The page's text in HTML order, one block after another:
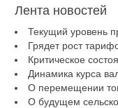
Лента новостей
Текущий уровень
Грядет рост
Критическое
Динамика курса
О перемещении
О будущем